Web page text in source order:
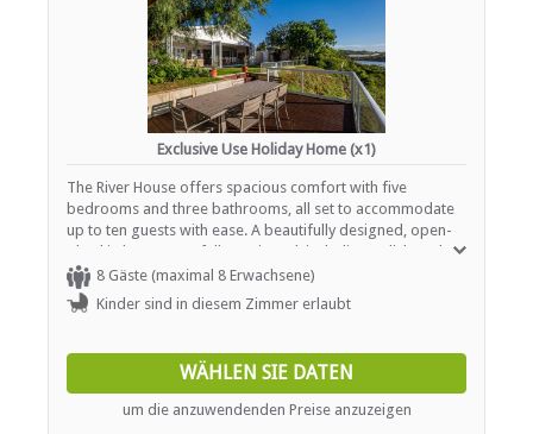
ESSEN UND TRINKEN
Braai / Grill (BBQ)
INTERNET
Kostenloses Wi-Fi
Exclusive Use Holiday Home (x1)
The River House offers spacious comfort with five
bedrooms and three bathrooms, all set to accommodate
up to ten guests with ease. A beautifully designed, open-
plan kitchen comes fully equipped, including a dishwasher,
allowing you to prepare meals while socializing in the
adjacent dining and lounge area. The cozy living space
also features a large TV and an indoor fireplace/braai
living area opens onto a garden with stacker doors
leading to a river-facing deck, perfect for soaking in the
tranquil views of the Sunday River. On the opposite side of
the house, a refreshing swimming pool awaits in the
8 Gäste (maximal 8 Erwachsene)
Kinder sind in diesem Zimmer erlaubt
WÄHLEN SIE DATEN
um die anzuwendenden Preise anzuzeigen